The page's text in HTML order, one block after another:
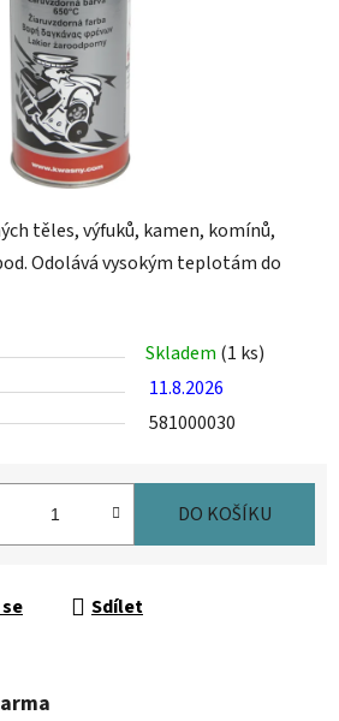
těles, výfuků, kamen, komínů,
Odolává vysokým teplotám do
Skladem (1 ks)
11.8.2026
581000030
DO KOŠÍKU
Sdílet